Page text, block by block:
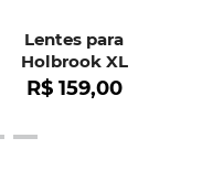
Lentes para
Holbrook XL
R$ 159,00